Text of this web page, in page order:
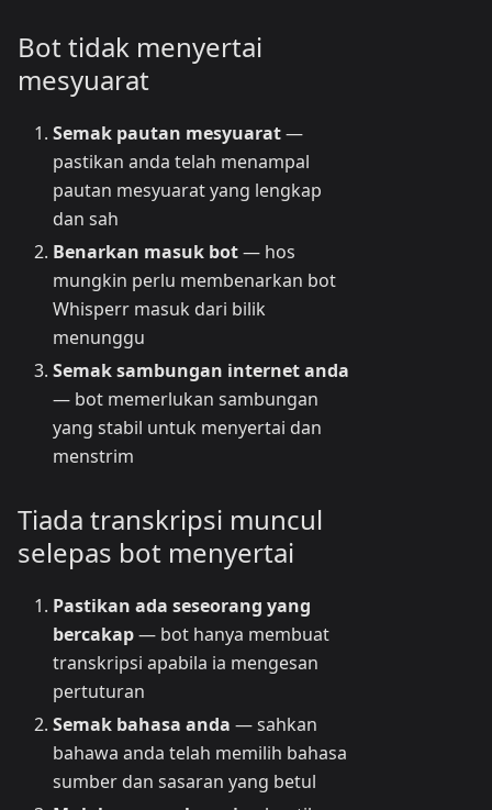
Bot tidak menyertai
mesyuarat
Semak pautan mesyuarat—
pastikan anda telah menampal
pautan mesyuarat yang lengkap
dan sah
Benarkan masuk bot— hos
mungkin perlu membenarkan bot
Whisperr masuk dari bilik
menunggu
Semak sambungan internet anda
— bot memerlukan sambungan
yang stabil untuk menyertai dan
menstrim
Tiada transkripsi muncul
selepas bot menyertai
Pastikan ada seseorang yang
bercakap— bot hanya membuat
transkripsi apabila ia mengesan
pertuturan
Semak bahasa anda — sahkan
bahawa anda telah memilih bahasa
sumber dan sasaran yang betul